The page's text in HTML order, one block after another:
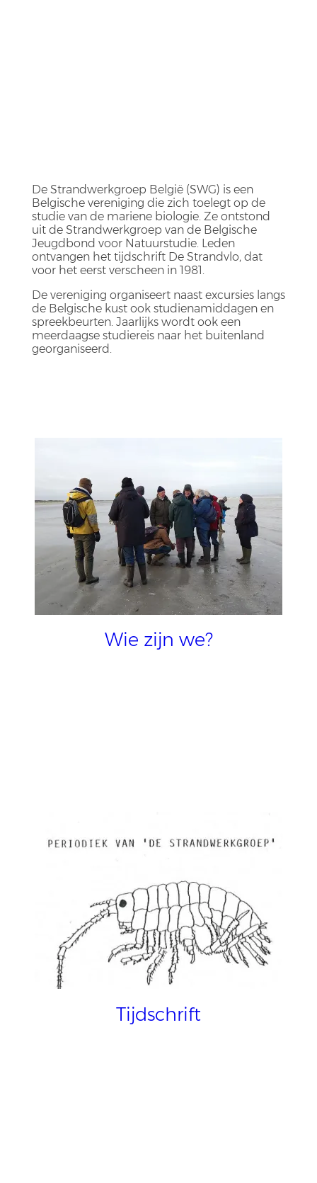
De Strandwerkgroep België (SWG) is een
Belgische vereniging die zich toelegt op de
studie van de mariene biologie. Ze ontstond
uit de Strandwerkgroep van de Belgische
Jeugdbond voor Natuurstudie. Leden
ontvangen het tijdschrift De Strandvlo, dat
voor het eerst verscheen in 1981.
De vereniging organiseert naast excursies langs
de Belgische kust ook studienamiddagen en
spreekbeurten. Jaarlijks wordt ook een
meerdaagse studiereis naar het buitenland
georganiseerd.
Wie zijn we?
Tijdschrift